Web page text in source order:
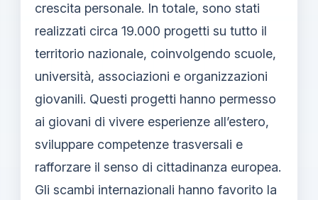
crescita personale. In totale, sono stati
realizzati circa 19.000 progetti su tutto il
territorio nazionale, coinvolgendo scuole,
università, associazioni e organizzazioni
giovanili. Questi progetti hanno permesso
ai giovani di vivere esperienze all’estero,
sviluppare competenze trasversali e
rafforzare il senso di cittadinanza europea.
Gli scambi internazionali hanno favorito la